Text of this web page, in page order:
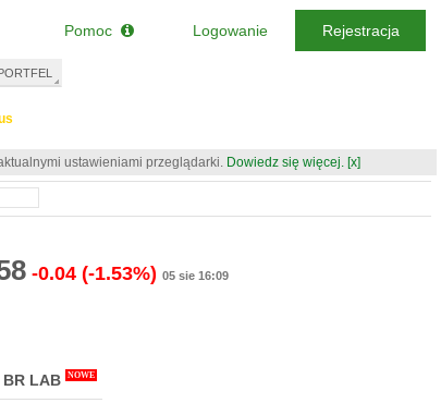
ustawieniami przeglądarki. Dowiedz się więcej. [x]
-0.04 (-1.53%) 05 sie 16:09
BR LAB NOWE
Pomoc Logowanie Rejestracja